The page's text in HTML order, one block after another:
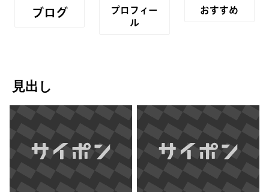
ブログ
プロフィー
ル
おすすめ
見出し